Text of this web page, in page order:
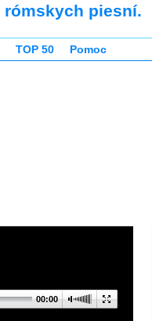
rómskych piesní.
TOP 50 Pomoc
00:00